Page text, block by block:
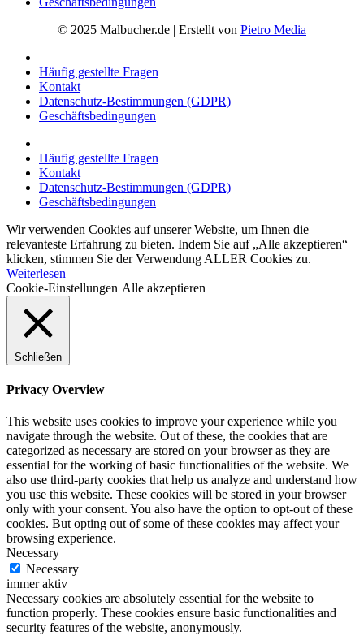
© 2025 Malbucher.de | Erstellt von Pietro Media
Häufig gestellte Fragen
Kontakt
Datenschutz-Bestimmungen (GDPR)
Geschäftsbedingungen
Häufig gestellte Fragen
Kontakt
Datenschutz-Bestimmungen (GDPR)
Geschäftsbedingungen
Wir verwenden Cookies auf unserer Website, um Ihnen die
relevanteste Erfahrung zu bieten. Indem Sie auf „Alle akzeptieren“
klicken, stimmen Sie der Verwendung ALLER Cookies zu.
Weiterlesen
Cookie-Einstellungen Alle akzeptieren
Schließen
Privacy Overview
This website uses cookies to improve your experience while you
navigate through the website. Out of these, the cookies that are
categorized as necessary are stored on your browser as they are
essential for the working of basic functionalities of the website. We
also use third-party cookies that help us analyze and understand how
you use this website. These cookies will be stored in your browser
only with your consent. You also have the option to opt-out of these
cookies. But opting out of some of these cookies may affect your
browsing experience.
Necessary
Necessary
immer aktiv
Necessary cookies are absolutely essential for the website to
function properly. These cookies ensure basic functionalities and
security features of the website, anonymously.